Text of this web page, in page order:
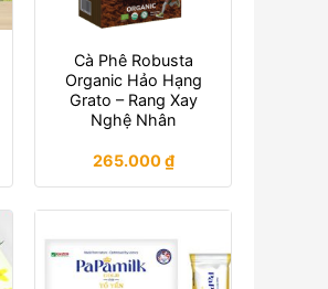
Cà Phê Robusta
Organic Hảo Hạng
Grato – Rang Xay
Nghệ Nhân
265.000₫